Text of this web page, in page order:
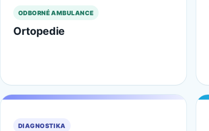
ODBORNÉ AMBULANCE
Ortopedie
DIAGNOSTIKA